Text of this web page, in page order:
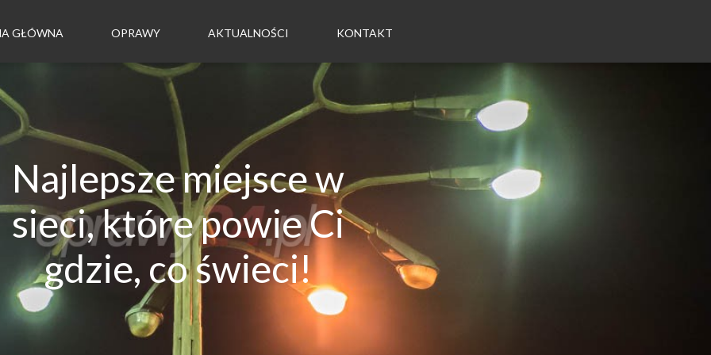
GŁÓWNA OPRAWY AKTUALNOŚCI KONTAKT
Najlepsze miejsce w
sieci, które powie Ci
gdzie, co świeci!